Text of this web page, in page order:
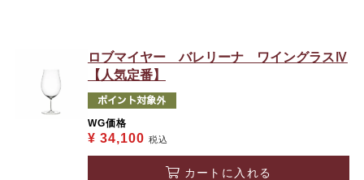
ロブマイヤー バレリーナ ワイングラスⅣ
【人気定番】
WG価格
¥ 34,100 税込
カートに入れる